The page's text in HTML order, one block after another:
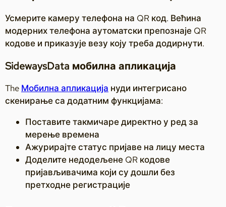
Усмерите камеру телефона на QR код. Већина
модерних телефона аутоматски препознаје QR
кодове и приказује везу коју треба додирнути.
SidewaysData мобилна апликација
The Мобилна апликација нуди интегрисано
скенирање са додатним функцијама:
Поставите такмичаре директно у ред за
мерење времена
Ажурирајте статус пријаве на лицу места
Доделите недодељене QR кодове
пријављивачима који су дошли без
претходне регистрације